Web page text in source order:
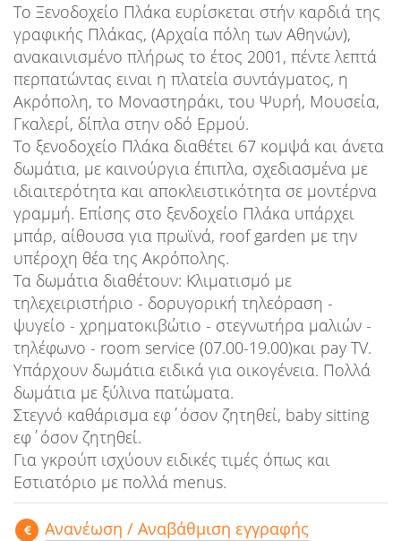
Το Ξενοδοχείο Πλάκα ευρίσκεται στήν καρδιά της
γραφικής Πλάκας, (Αρχαία πόλη των Αθηνών),
ανακαινισμένο πλήρως το έτος 2001, πέντε λεπτά
περπατώντας ειναι η πλατεία συντάγματος, η
Ακρόπολη, το Μοναστηράκι, του Ψυρή, Μουσεία,
Γκαλερί, δίπλα στην οδό Ερμού.
Το ξενοδοχείο Πλάκα διαθέτει 67 κομψά και άνετα
δωμάτια, με καινούργια έπιπλα, σχεδιασμένα με
ιδιαιτερότητα και αποκλειστικότητα σε μοντέρνα
γραμμή. Επίσης στο ξενδοχείο Πλάκα υπάρχει
μπάρ, αίθουσα για πρωϊνά, roof garden με την
υπέροχη θέα της Ακρόπολης.
Τα δωμάτια διαθέτουν: Κλιματισμό με
τηλεχειριστήριο - δορυγορική τηλεόραση -
ψυγείο - χρηματοκιβώτιο - στεγνωτήρα μαλιών -
τηλέφωνο - room service (07.00-19.00)και pay TV.
Υπάρχουν δωμάτια ειδικά για οικογένεια. Πολλά
δωμάτια με ξύλινα πατώματα.
Στεγνό καθάρισμα εφ΄όσον ζητηθεί, baby sitting
εφ΄όσον ζητηθεί.
Για γκρούπ ισχύουν ειδικές τιμές όπως και
Εστιατόριο με πολλά menus.
Aνανέωση / Αναβάθμιση εγγραφής